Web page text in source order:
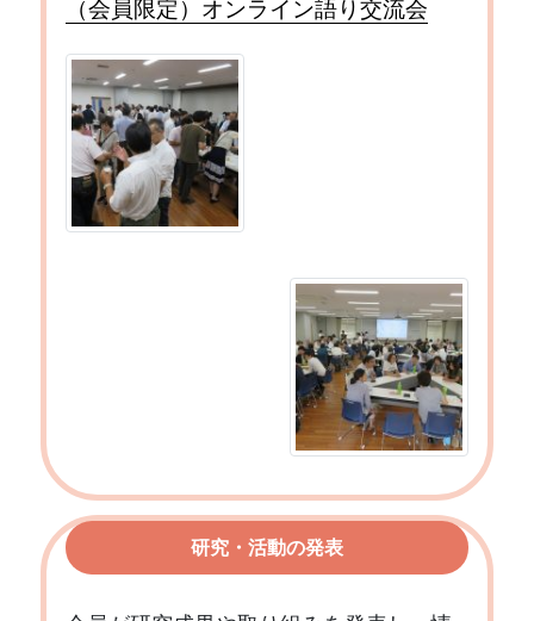
（会員限定）オンライン語り交流会
研究・活動の発表